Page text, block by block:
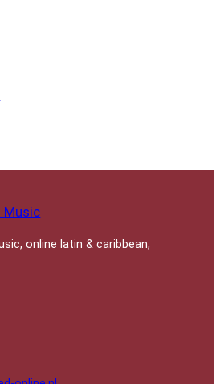
Music
online latin & caribbean,